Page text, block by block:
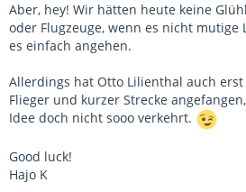
Aber, hey! Wir hätten heute keine
oder Flugzeuge, wenn es nicht mutige
es einfach angehen.
Allerdings hat Otto Lilienthal auch
Flieger und kurzer Strecke
Idee doch nicht sooo verkehrt.
Good luck!
Hajo K